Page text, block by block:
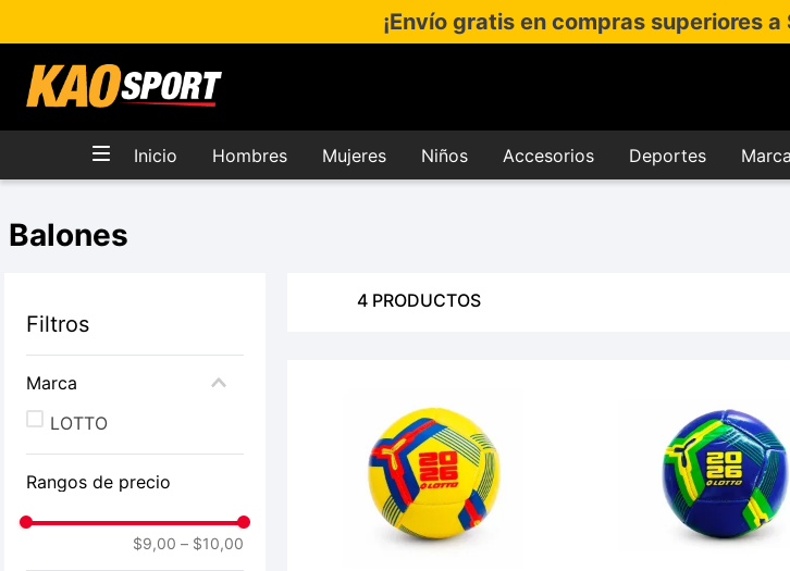
¡Envío gratis en compras superiores a
Inicio Hombres Mujeres Niños Accesorios Deportes
Balones
Filtros
Marca
LOTTO
Rangos de precio
$9,00 – $10,00
4 PRODUCTOS